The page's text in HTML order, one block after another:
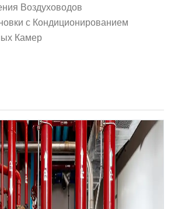
Воздуховодов
с Кондиционированием
Камер